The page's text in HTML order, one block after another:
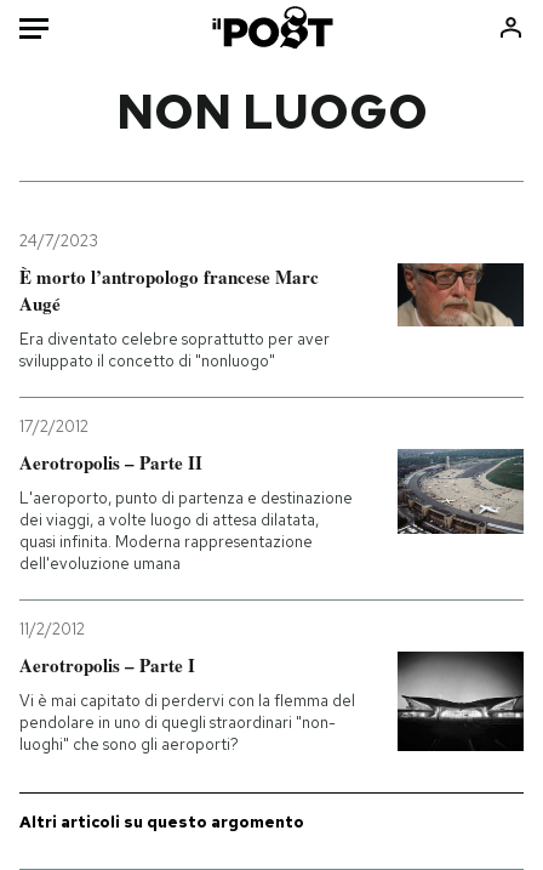
Mondo
Politica
Internet
Consumismi
Ok Boomer!
Mondiali calcio 2026
NEWSLETTER
I MIEI PREFERITI
SHOP
NON LUOGO
24/7/2023
È morto l’antropologo francese Marc
Augé
Era diventato celebre soprattutto per aver
sviluppato il concetto di "nonluogo"
17/2/2012
Aerotropolis – Parte II
L'aeroporto, punto di partenza e destinazione
dei viaggi, a volte luogo di attesa dilatata,
quasi infinita. Moderna rappresentazione
dell'evoluzione umana
11/2/2012
Aerotropolis – Parte I
Vi è mai capitato di perdervi con la flemma del
pendolare in uno di quegli straordinari "non-
luoghi" che sono gli aeroporti?
Altri articoli su questo argomento